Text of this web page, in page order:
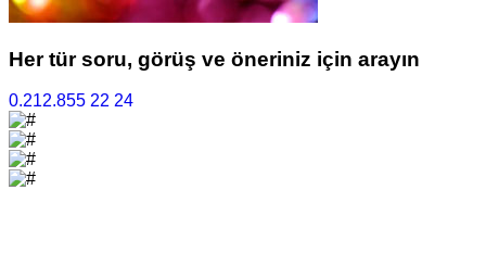
Her tür soru, görüş ve öneriniz için arayın
0.212.855 22 24